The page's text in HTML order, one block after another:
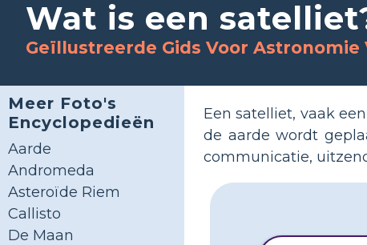
Wat is een
Geïllustreerde Gids Voor Astronomie
Meer Foto's
Encyclopedieën
Aarde
Andromeda
Asteroïde Riem
Callisto
De Maan
Een satelliet, vaak
de aarde wordt
communicatie,